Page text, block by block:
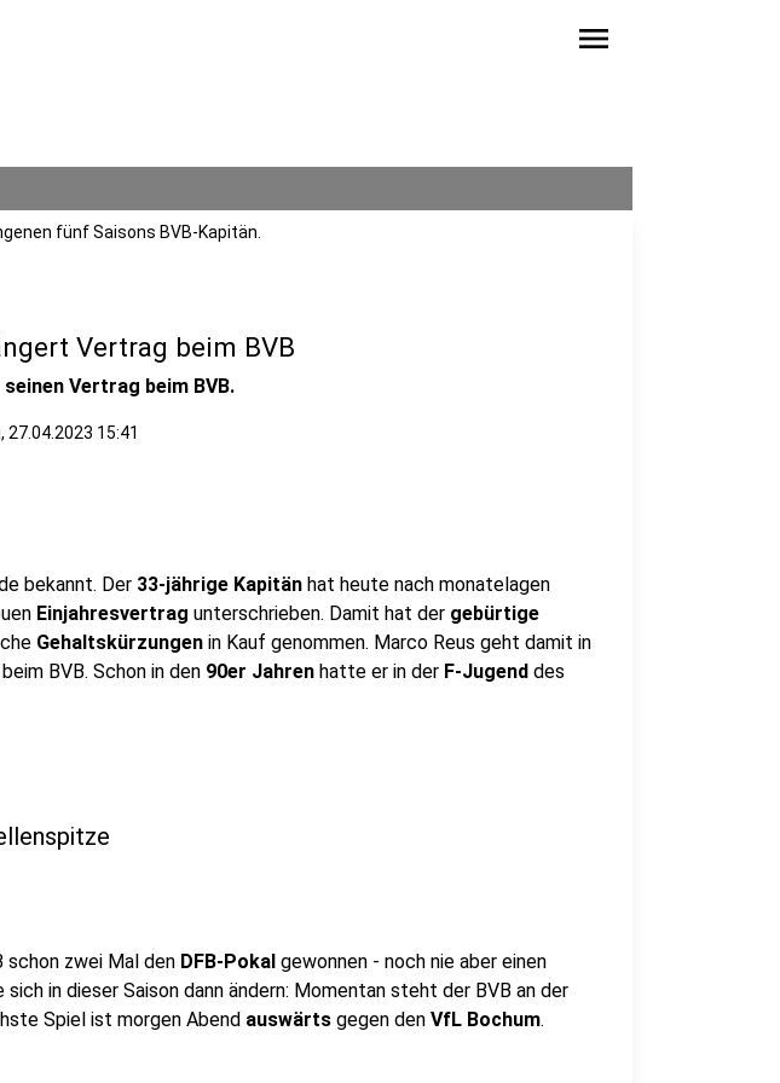
menu
fünf Saisons BVB-Kapitän.
Vertrag beim BVB
Vertrag beim BVB.
27.04.2023 15:41
bekannt. Der 33-jährige Kapitän hat heute nach monatelagen
Einjahresvertrag unterschrieben. Damit hat der gebürtige
Gehaltskürzungen in Kauf genommen. Marco Reus geht damit in
beim BVB. Schon in den 90er Jahren hatte er in der F-Jugend des
schon zwei Mal den DFB-Pokal gewonnen - noch nie aber einen
sich in dieser Saison dann ändern: Momentan steht der BVB an der
Spiel ist morgen Abend auswärts gegen den VfL Bochum.